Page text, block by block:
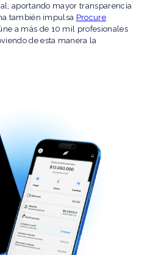
aportando mayor transparencia
también impulsa Procure
a más de 10 mil profesionales
de esta manera la